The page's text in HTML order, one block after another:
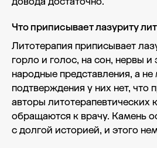
Что приписывает лазуриту
Литотерапия приписывает
горло и голос, на сон, нервы и
народные представления, а
подтверждения у них нет, что
авторы литотерапевтических
обращаются к врачу. Камень
с долгой историей, и этого